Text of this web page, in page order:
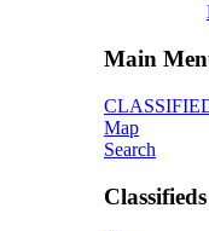
Main
Map
Search